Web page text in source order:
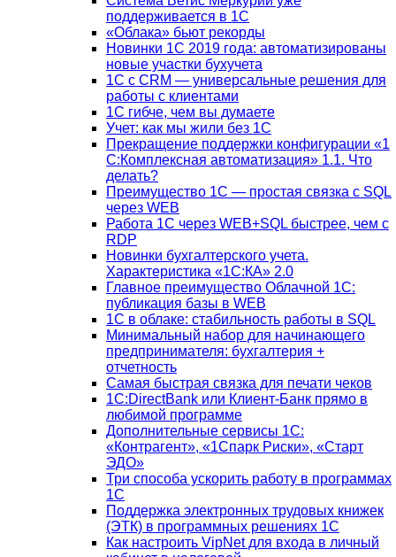
поддерживается в 1С
«Облака» бьют рекорды
Новинки 1С 2019 года: автоматизированы
новые участки бухучета
1С с CRM — универсальные решения для
работы с клиентами
1С гибче, чем вы думаете
Учет: как мы жили без 1С
Прекращение поддержки конфигурации «1
С:Комплексная автоматизация» 1.1. Что
делать?
Преимущество 1С — простая связка с SQL
через WEB
Работа 1С через WEB+SQL быстрее, чем с
RDP
Новинки бухгалтерского учета.
Характеристика «1С:КА» 2.0
Главное преимущество Облачной 1С:
публикация базы в WEB
1С в облаке: стабильность работы в SQL
Минимальный набор для начинающего
предпринимателя: бухгалтерия +
отчетность
Самая быстрая связка для печати чеков
1С:DirectBank или Клиент-Банк прямо в
любимой программе
Дополнительные сервисы 1С:
«Контрагент», «1Спарк Риски», «Старт
ЭДО»
Три способа ускорить работу в программах
1С
Поддержка электронных трудовых книжек
(ЭТК) в программных решениях 1С
Как настроить VipNet для входа в личный